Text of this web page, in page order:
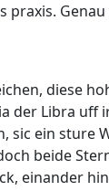
diese
der Libra
sic ein
beide
einander